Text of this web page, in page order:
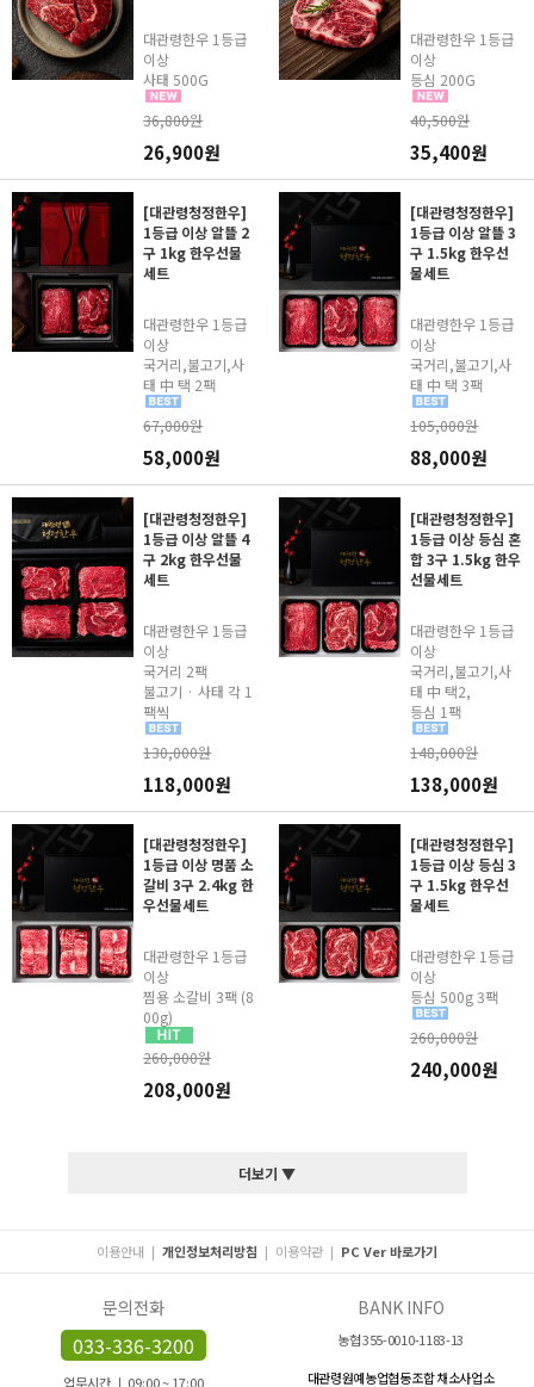
대관령한우 1등급
이상
사태 500G
36,800원
26,900원
대관령한우 1등급
이상
등심 200G
40,500원
35,400원
[대관령청정한우]
1등급 이상 알뜰 2
구 1kg 한우선물
세트
대관령한우 1등급
이상
국거리,불고기,사
태 中 택 2팩
67,000원
58,000원
[대관령청정한우]
1등급 이상 알뜰 3
구 1.5kg 한우선
물세트
대관령한우 1등급
이상
국거리,불고기,사
태 中 택 3팩
105,000원
88,000원
[대관령청정한우]
1등급 이상 알뜰 4
구 2kg 한우선물
세트
대관령한우 1등급
이상
국거리 2팩
불고기 · 사태 각 1
팩씩
130,000원
118,000원
[대관령청정한우]
1등급 이상 등심 혼
합 3구 1.5kg 한우
선물세트
대관령한우 1등급
이상
국거리,불고기,사
태 中 택2,
등심 1팩
148,000원
138,000원
[대관령청정한우]
1등급 이상 명품 소
갈비 3구 2.4kg 한
우선물세트
대관령한우 1등급
이상
찜용 소갈비 3팩 (8
00g)
260,000원
208,000원
[대관령청정한우]
1등급 이상 등심 3
구 1.5kg 한우선
물세트
대관령한우 1등급
이상
등심 500g 3팩
260,000원
240,000원
더보기 ▼
이용안내 | 개인정보처리방침 | 이용약관 | PC Ver 바로가기
문의전화
033-336-3200
업무시간 ㅣ 09:00 ~ 17:00
BANK INFO
농협 355-0010-1183-13
대관령원예농업협동조합 채소사업소